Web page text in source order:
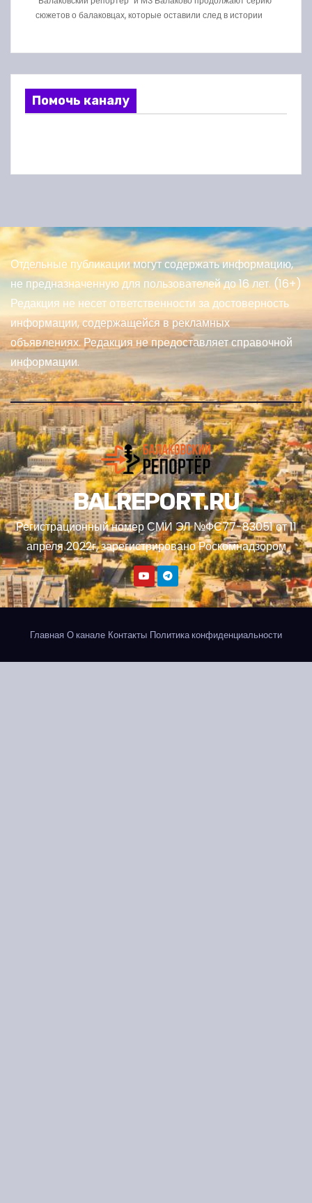
сюжетов о балаковцах, которые оставили след в истории
Помочь каналу
Отдельные публикации могут содержать информацию,
не предназначенную для пользователей до 16 лет. (16+)
Редакция не несет ответственности за достоверность
информации, содержащейся в рекламных
объявлениях. Редакция не предоставляет справочной
информации.
BALREPORT.RU
Регистрационный номер СМИ ЭЛ №ФС77-83051 от 11
апреля 2022г, зарегистрировано Роскомнадзором
Главная О канале Контакты Политика конфиденциальности